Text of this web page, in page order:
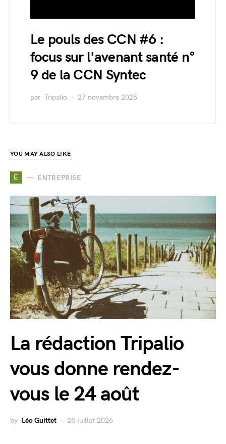
Le pouls des CCN #6 :
focus sur l'avenant santé n°
9 de la CCN Syntec
par Tripalio 27 novembre 2025
YOU MAY ALSO LIKE
E ENTREPRISE
La rédaction Tripalio
vous donne rendez-
vous le 24 août
by Léo Guittet 28 juillet 2026